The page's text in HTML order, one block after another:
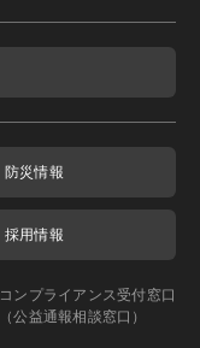
防災情報
採用情報
コンプライアンス受付窓口
（公益通報相談窓口）